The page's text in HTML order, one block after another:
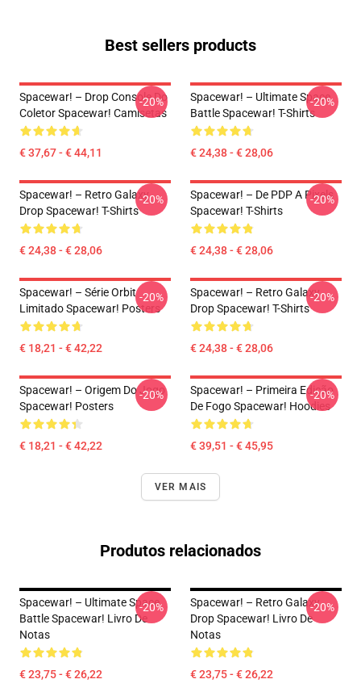
Best sellers products
Spacewar! – Drop Console Do
Coletor Spacewar! Camisetas
€ 37,67 - € 44,11
-20%
Spacewar! – Ultimate Space
Battle Spacewar! T-Shirts
€ 24,38 - € 28,06
-20%
Spacewar! – Retro Galaxy
Drop Spacewar! T-Shirts
€ 24,38 - € 28,06
-20%
Spacewar! – De PDP A Pixels
Spacewar! T-Shirts
€ 24,38 - € 28,06
-20%
Spacewar! – Série Orbit
Limitado Spacewar! Posters
€ 18,21 - € 42,22
-20%
Spacewar! – Retro Galaxy
Drop Spacewar! T-Shirts
€ 24,38 - € 28,06
-20%
Spacewar! – Origem Do Jogo
Spacewar! Posters
€ 18,21 - € 42,22
-20%
Spacewar! – Primeira Edição
De Fogo Spacewar! Hoodies
€ 39,51 - € 45,95
-20%
VER MAIS
Produtos relacionados
Spacewar! – Ultimate Space
Battle Spacewar! Livro De
Notas
€ 23,75 - € 26,22
-20%
Spacewar! – Retro Galaxy
Drop Spacewar! Livro De
Notas
€ 23,75 - € 26,22
-20%